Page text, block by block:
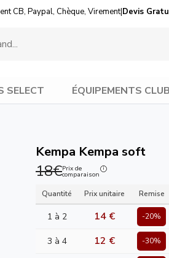
CB, Paypal, Chèque, Virement|Devis
SELECT ÉQUIPEMENTS CLUB
Kempa Kempa soft
18€Prix de
comparaison
Quantité Prix unitaire Remise
1 à 2 14 € -20%
3 à 4 12 € -30%